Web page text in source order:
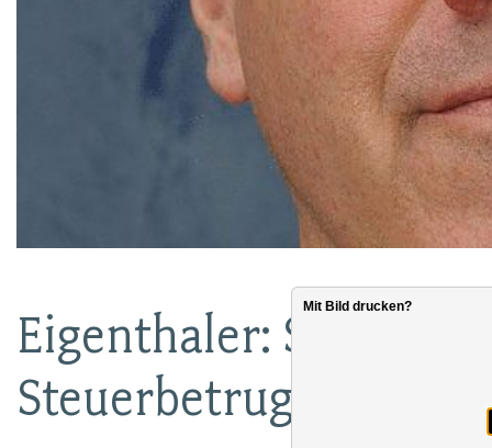
Eigenthaler:
Steuerbetrug
Mit Bild drucken?